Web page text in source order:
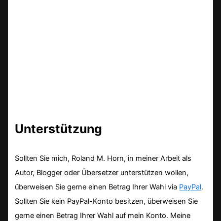
Unterstützung
Sollten Sie mich, Roland M. Horn, in meiner Arbeit als
Autor, Blogger oder Übersetzer unterstützen wollen,
überweisen Sie gerne einen Betrag Ihrer Wahl via PayPal.
Sollten Sie kein PayPal-Konto besitzen, überweisen Sie
gerne einen Betrag Ihrer Wahl auf mein Konto. Meine